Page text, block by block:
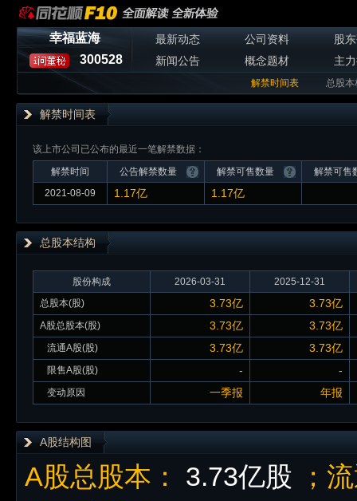
幸福蓝海
300528
最新动态 公司资料
股
新闻公告
概念题材 主
解禁时间表 总股本
解禁时间表
该上市公司已公布的最近一笔解禁数据：
解禁时间
公告解禁数量 解禁可售数量
解禁可售
2021-08-09
1.17亿 1.17亿
总股本结构
股份构成 2026-03-31
2025-12-31
总股本(股)
3.73亿 3.73亿
A股总股本(股) 3.73亿 3.73亿
流通A股(股) 3.73亿 3.73亿
限售A股(股) - -
变动原因 一季报 年报
A股结构图
A股总股本： 3.73亿股
；